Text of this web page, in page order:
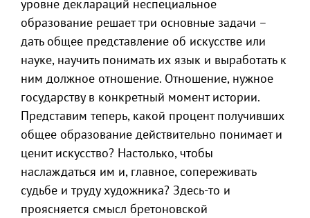
уровне деклараций неспециальное
образование решает три основные задачи –
дать общее представление об искусстве или
науке, научить понимать их язык и выработать к
ним должное отношение. Отношение, нужное
государству в конкретный момент истории.
Представим теперь, какой процент получивших
общее образование действительно понимает и
ценит искусство? Настолько, чтобы
наслаждаться им и, главное, сопереживать
судьбе и труду художника? Здесь-то и
проясняется смысл бретоновской